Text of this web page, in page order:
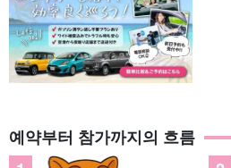
예약부터 참가까지의 흐름